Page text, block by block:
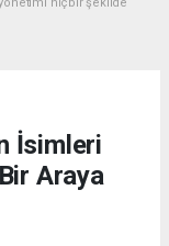
yönetimi hiçbir şekilde
İsimleri
Araya